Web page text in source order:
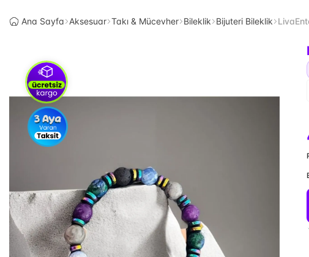
Ana Sayfa Aksesuar Takı & Mücevher Bileklik Bijuteri Bileklik